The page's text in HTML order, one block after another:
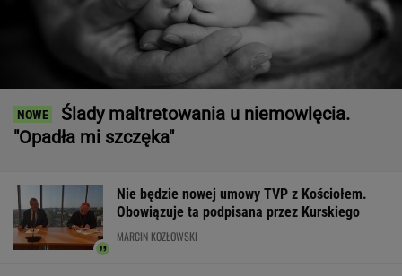
Ślady maltretowania u niemowlęcia.
"Opadła mi szczęka"
Nie będzie nowej umowy TVP z Kościołem.
Obowiązuje ta podpisana przez Kurskiego
MARCIN KOZŁOWSKI